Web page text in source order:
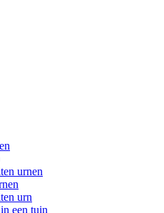
urnen
urn
een tuin